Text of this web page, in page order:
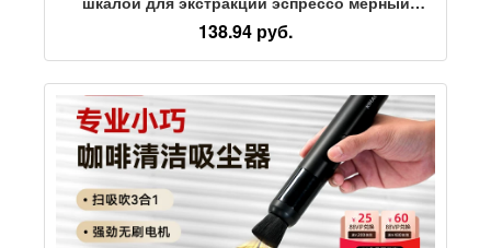
стаканчик с деревянной ручкой молочный
стаканчик с дробью в унциях
138.94 руб.